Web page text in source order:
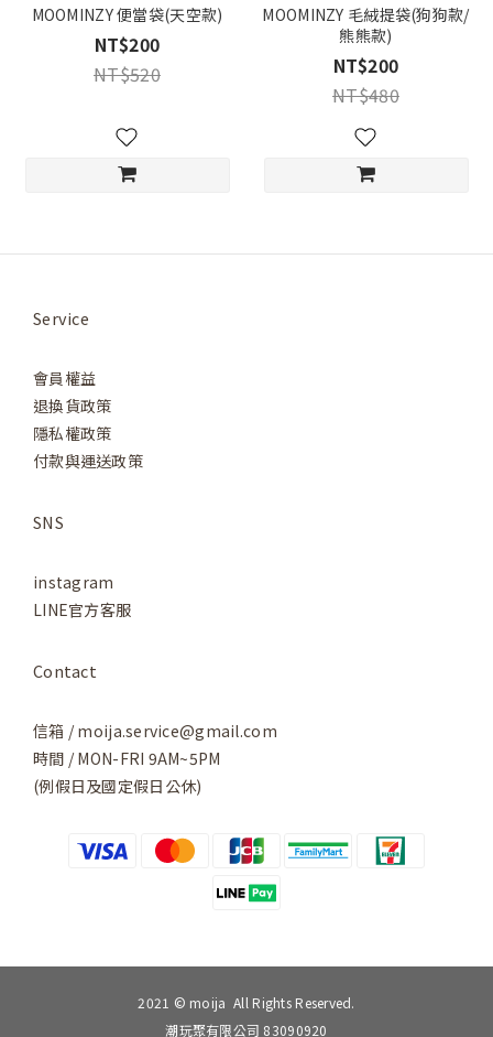
MOOMINZY 便當袋(天空款)
NT$200
NT$520
MOOMINZY 毛絨提袋(狗狗款/
熊熊款)
NT$200
NT$480
Service
會員權益
退換貨政策
隱私權政策
付款與運送政策
SNS
instagram
LINE官方客服
Contact
信箱 / moija.service@gmail.com
時間 / MON-FRI 9AM~5PM
(例假日及國定假日公休)
2021 © moija All Rights Reserved.
潮玩聚有限公司 83090920